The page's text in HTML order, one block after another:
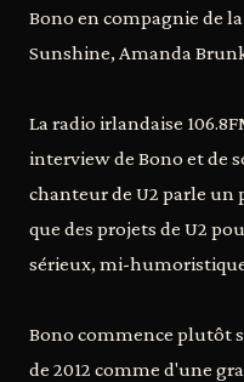
Bono en compagnie de
Sunshine, Amanda
La radio irlandaise
interview de Bono et de
chanteur de U2 parle un
que des projets de U2
sérieux, mi-
Bono commence plutôt
de 2012 comme d'une